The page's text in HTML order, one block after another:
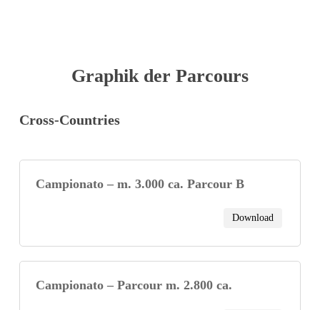
Graphik der Parcours
Cross-Countries
Campionato – m. 3.000 ca. Parcour B
Download
Campionato – Parcour m. 2.800 ca.